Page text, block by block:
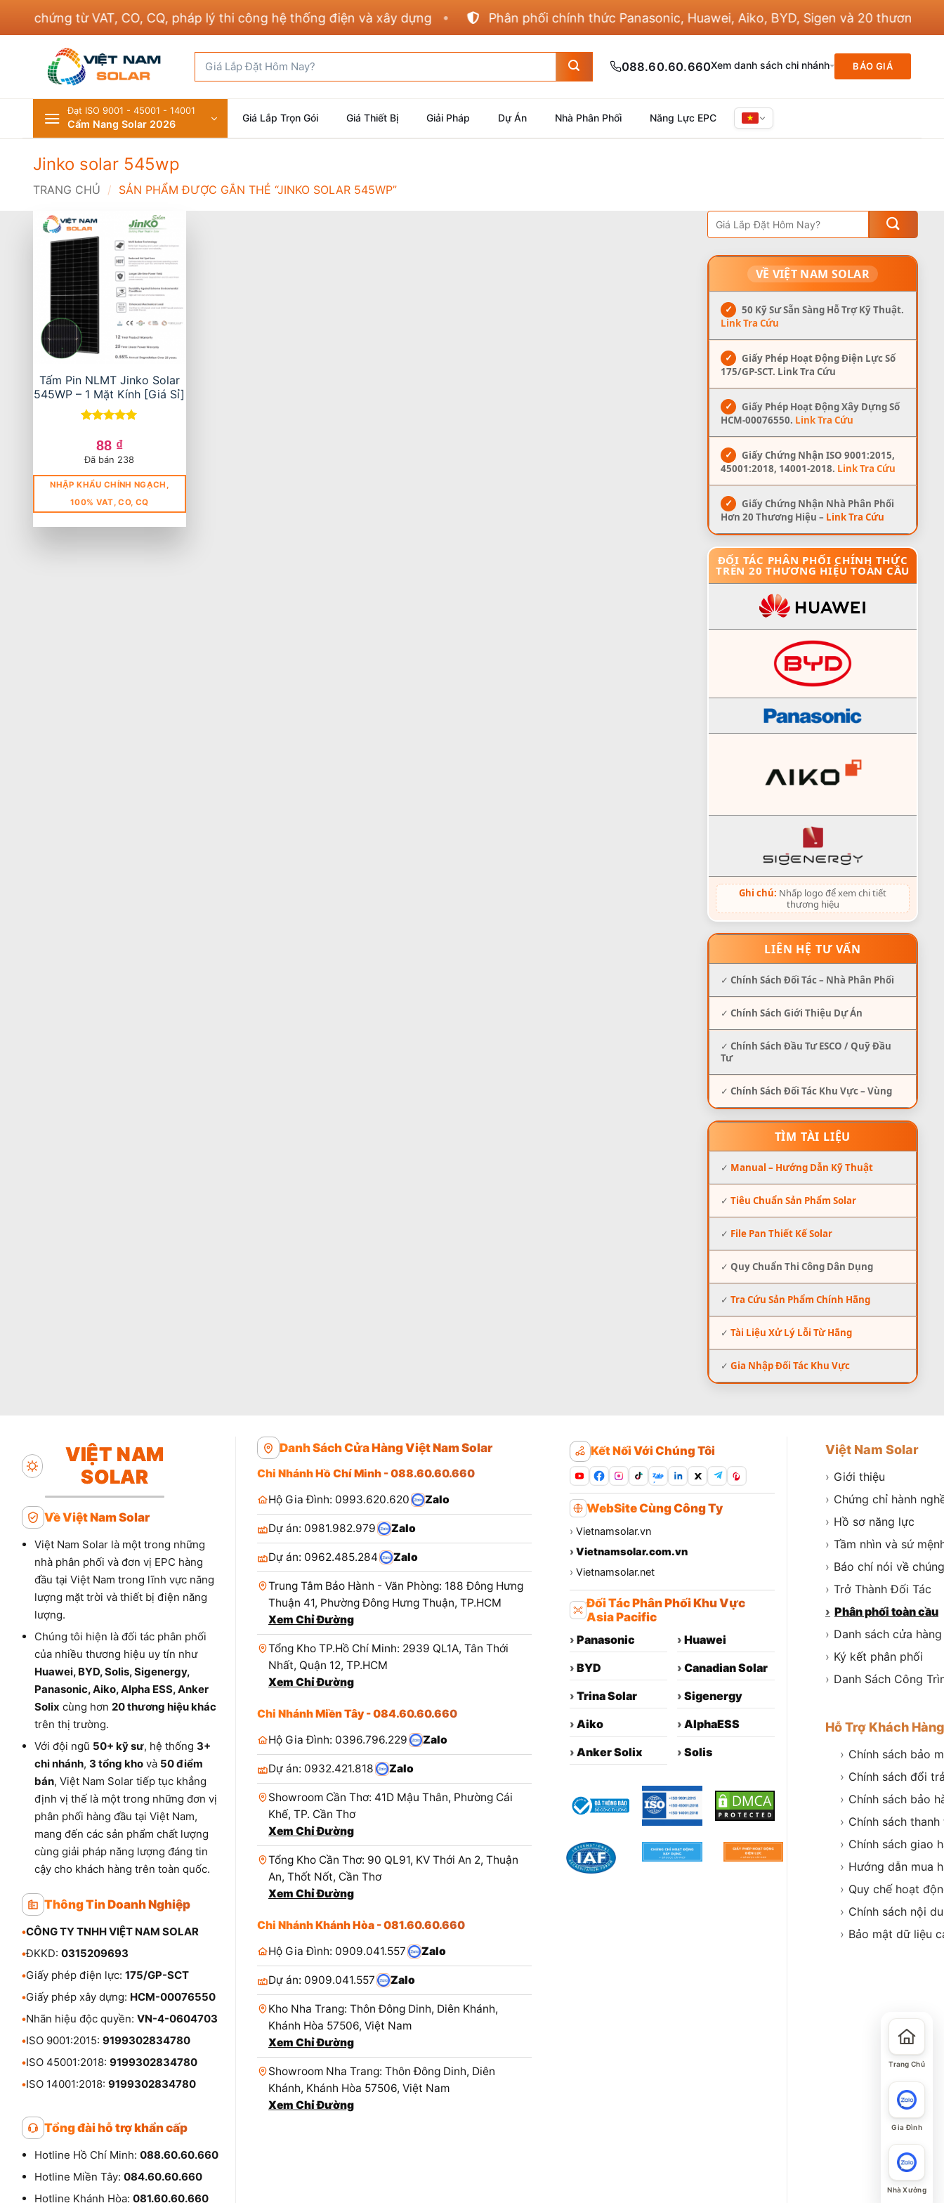
chứng từ VAT, CO, CQ, pháp lý thi công hệ thống điện và xây dựng Phân phối chính thức Panasonic, Huawei, Aiko, BYD, Sigen và 20 thương hiệu
kiếm:
088.60.60.660Xem danh sách chi nhánh BÁO GIÁ
Đạt ISO 9001 - 45001 - 14001
Cẩm Nang Solar 2026 Giá Lắp Trọn Gói Giá Thiết Bị Giải Pháp Dự Án Nhà Phân Phối Năng Lực EPC
Jinko solar 545wp
TRANG CHỦ / SẢN PHẨM ĐƯỢC GẮN THẺ “JINKO SOLAR 545WP”
Tấm Pin NLMT Jinko Solar
545WP – 1 Mặt Kính [Giá Sỉ]
hạng5 5
sao
88 ₫
Đã bán 238
NHẬP KHẨU CHÍNH NGẠCH,
100% VAT, CO, CQ
VỀ VIỆT NAM SOLAR
✓
50 Kỹ Sư Sẵn Sàng Hỗ Trợ Kỹ Thuật.
Link Tra Cứu
✓
Giấy Phép Hoạt Động Điện Lực Số
175/GP-SCT. Link Tra Cứu
✓
Giấy Phép Hoạt Động Xây Dựng Số
HCM-00076550. Link Tra Cứu
✓
Giấy Chứng Nhận ISO 9001:2015,
45001:2018, 14001-2018. Link Tra Cứu
✓
Giấy Chứng Nhận Nhà Phân Phối
Hơn 20 Thương Hiệu – Link Tra Cứu
ĐỐI TÁC PHÂN PHỐI CHÍNH THỨC
TRÊN 20 THƯƠNG HIỆU TOÀN CẦU
Ghi chú: Nhấp logo để xem chi tiết
thương hiệu
LIÊN HỆ TƯ VẤN
✓ Chính Sách Đối Tác – Nhà Phân Phối
✓ Chính Sách Giới Thiệu Dự Án
✓ Chính Sách Đầu Tư ESCO / Quỹ Đầu
Tư
✓ Chính Sách Đối Tác Khu Vực – Vùng
TÌM TÀI LIỆU
✓ Manual – Hướng Dẫn Kỹ Thuật
✓ Tiêu Chuẩn Sản Phẩm Solar
✓ File Pan Thiết Kế Solar
✓ Quy Chuẩn Thi Công Dân Dụng
✓ Tra Cứu Sản Phẩm Chính Hãng
✓ Tài Liệu Xử Lý Lỗi Từ Hãng
✓ Gia Nhập Đối Tác Khu Vực
VIỆT NAM
SOLAR
Về Việt Nam Solar
Việt Nam Solar là một trong những
nhà phân phối và đơn vị EPC hàng
đầu tại Việt Nam trong lĩnh vực năng
lượng mặt trời và thiết bị điện năng
lượng.
Chúng tôi hiện là đối tác phân phối
của nhiều thương hiệu uy tín như
Huawei, BYD, Solis, Sigenergy,
Panasonic, Aiko, Alpha ESS, Anker
Solix cùng hơn 20 thương hiệu khác
trên thị trường.
Với đội ngũ 50+ kỹ sư, hệ thống 3+
chi nhánh, 3 tổng kho và 50 điểm
bán, Việt Nam Solar tiếp tục khẳng
định vị thế là một trong những đơn vị
phân phối hàng đầu tại Việt Nam,
mang đến các sản phẩm chất lượng
cùng giải pháp năng lượng đáng tin
cậy cho khách hàng trên toàn quốc.
Thông Tin Doanh Nghiệp
•CÔNG TY TNHH VIỆT NAM SOLAR
•ĐKKD: 0315209693
•Giấy phép điện lực: 175/GP-SCT
•Giấy phép xây dựng: HCM-00076550
•Nhãn hiệu độc quyền: VN-4-0604703
•ISO 9001:2015: 9199302834780
•ISO 45001:2018: 9199302834780
•ISO 14001:2018: 9199302834780
Tổng đài hỗ trợ khẩn cấp
Hotline Hồ Chí Minh: 088.60.60.660
Hotline Miền Tây: 084.60.60.660
Hotline Khánh Hòa: 081.60.60.660
Danh Sách Cửa Hàng Việt Nam Solar
Chi Nhánh Hồ Chí Minh - 088.60.60.660
Hộ Gia Đình: 0993.620.620
Zalo
Dự án: 0981.982.979 Zalo
Dự án: 0962.485.284 Zalo
Trung Tâm Bảo Hành - Văn Phòng: 188 Đông Hưng
Thuận 41, Phường Đông Hưng Thuận, TP.HCM
Xem Chỉ Đường
Tổng Kho TP.Hồ Chí Minh: 2939 QL1A, Tân Thới
Nhất, Quận 12, TP.HCM
Xem Chỉ Đường
Chi Nhánh Miền Tây - 084.60.60.660
Hộ Gia Đình: 0396.796.229
Zalo
Dự án: 0932.421.818 Zalo
Showroom Cần Thơ: 41D Mậu Thân, Phường Cái
Khế, TP. Cần Thơ
Xem Chỉ Đường
Tổng Kho Cần Thơ: 90 QL91, KV Thới An 2, Thuận
An, Thốt Nốt, Cần Thơ
Xem Chỉ Đường
Chi Nhánh Khánh Hòa - 081.60.60.660
Hộ Gia Đình: 0909.041.557
Zalo
Dự án: 0909.041.557 Zalo
Kho Nha Trang: Thôn Đông Dinh, Diên Khánh,
Khánh Hòa 57506, Việt Nam
Xem Chỉ Đường
Showroom Nha Trang: Thôn Đông Dinh, Diên
Khánh, Khánh Hòa 57506, Việt Nam
Xem Chỉ Đường
Kết Nối Với Chúng Tôi
Zalo
WebSite Cùng Công Ty
› Vietnamsolar.vn
› Vietnamsolar.com.vn
› Vietnamsolar.net
Đối Tác Phân Phối Khu Vực
Asia Pacific
› Panasonic › Huawei
› BYD › Canadian Solar
› Trina Solar › Sigenergy
› Aiko › AlphaESS
› Anker Solix › Solis
Việt Nam Solar
› Giới thiệu
› Chứng chỉ hành
› Hồ sơ năng lực
› Tầm nhìn và sứ
› Báo chí nói về
› Trở Thành Đối Tác
› Phân phối toàn cầu
› Danh sách cửa hàng
› Ký kết phân phối
› Danh Sách Công
Hỗ Trợ Khách Hàng
› Chính sách bảo
› Chính sách đổi
› Chính sách bảo
› Chính sách thanh
› Chính sách giao
› Hướng dẫn mua
› Quy chế hoạt
› Chính sách nội
› Bảo mật dữ liệu
Trang Chủ
Gia Đình
Nhà Xưởng